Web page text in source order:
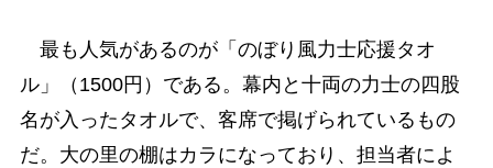
最も人気があるのが「のぼり風力士応援タオ
ル」（1500円）である。幕内と十両の力士の四股
名が入ったタオルで、客席で掲げられているもの
だ。大の里の棚はカラになっており、担当者によ